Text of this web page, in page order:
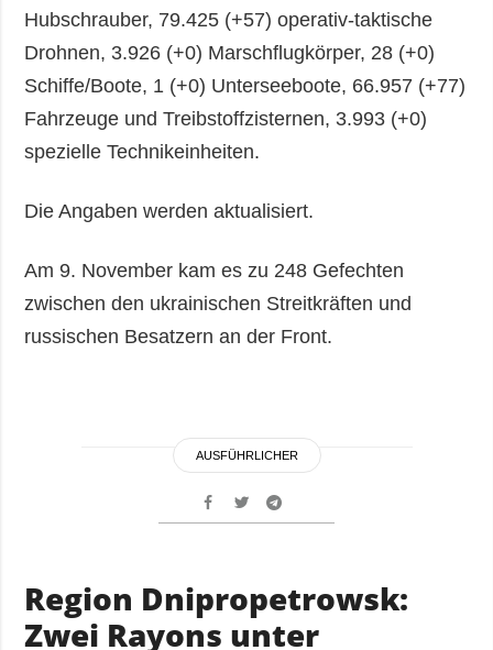
Hubschrauber, 79.425 (+57) operativ-taktische
Drohnen, 3.926 (+0) Marschflugkörper, 28 (+0)
Schiffe/Boote, 1 (+0) Unterseeboote, 66.957 (+77)
Fahrzeuge und Treibstoffzisternen, 3.993 (+0)
spezielle Technikeinheiten.
Die Angaben werden aktualisiert.
Am 9. November kam es zu 248 Gefechten
zwischen den ukrainischen Streitkräften und
russischen Besatzern an der Front.
AUSFÜHRLICHER
Region Dnipropetrowsk:
Zwei Rayons unter